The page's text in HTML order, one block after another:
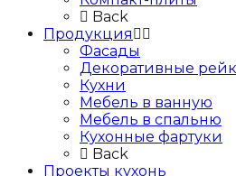
Back
Продукция
Фасады
Декоративные
Кухни
Мебель в ванную
Мебель в спальню
Кухонные фартуки
Back
Проекты кухонь